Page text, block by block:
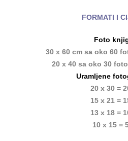
FORMATI I
Foto
30 x 60 cm sa oko 60
20 x 40 sa oko 30
Uramljene
20 x 30 =
15 x 21 =
13 x 18 =
10 x 15 =